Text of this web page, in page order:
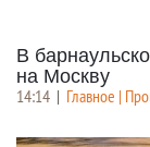
В
на Москву
14:14 | Главное |